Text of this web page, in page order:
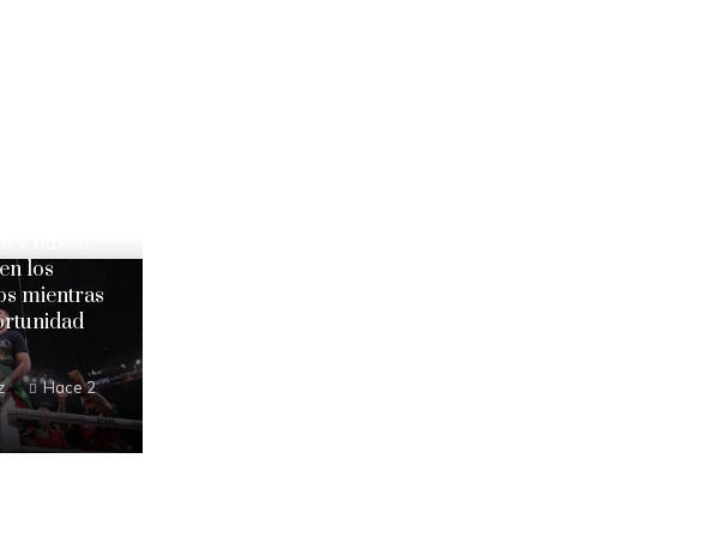
los
mientras
Hace 2